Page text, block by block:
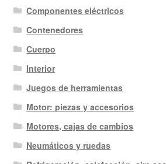
Componentes eléctricos
Contenedores
Cuerpo
Interior
Juegos de herramientas
Motor: piezas y accesorios
Motores, cajas de cambios
Neumáticos y ruedas